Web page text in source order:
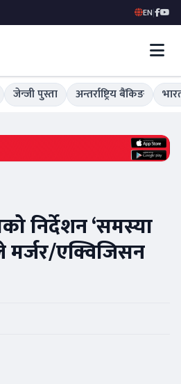
EN|
जेन्जी पुस्ता अन्तर्राष्ट्रिय बैंकिङ
निर्देशन ‘समस्या
एक्विजिसन